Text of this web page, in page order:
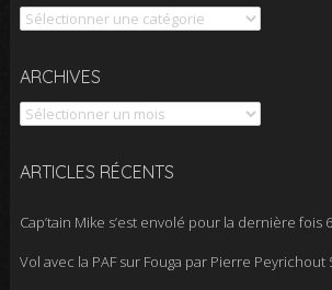
Catégories
ARCHIVES
Archives
ARTICLES RÉCENTS
Cap’tain Mike s’est envolé pour la dernière fois
Vol avec la PAF sur Fouga par Pierre Peyrichout